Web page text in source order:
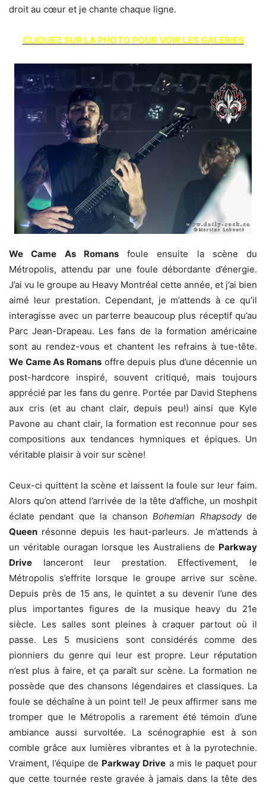
droit au cœur et je chante chaque ligne.
CLIQUEZ SUR LA PHOTO POUR VOIR LES GALERIES
We Came As Romansfoule ensuite la scène du
Métropolis, attendu par une foule débordante d’énergie.
J’ai vu le groupe au Heavy Montréal cette année, et j’ai bien
aimé leur prestation. Cependant, je m’attends à ce qu’il
interagisse avec un parterre beaucoup plus réceptif qu’au
Parc Jean-Drapeau. Les fans de la formation américaine
sont au rendez-vous et chantent les refrains à tue-tête.
We Came As Romans offre depuis plus d’une décennie un
post-hardcore inspiré, souvent critiqué, mais toujours
apprécié par les fans du genre. Portée par David Stephens
aux cris (et au chant clair, depuis peu!) ainsi que Kyle
Pavone au chant clair, la formation est reconnue pour ses
compositions aux tendances hymniques et épiques. Un
véritable plaisir à voir sur scène!
Ceux-ci quittent la scène et laissent la foule sur leur faim.
Alors qu’on attend l’arrivée de la tête d’affiche, un moshpit
éclate pendant que la chansonBohemian Rhapsodyde
Queen résonne depuis les haut-parleurs. Je m’attends à
un véritable ouragan lorsque les Australiens de Parkway
Drive lanceront leur prestation. Effectivement, le
Métropolis s’effrite lorsque le groupe arrive sur scène.
Depuis près de 15 ans, le quintet a su devenir l’une des
plus importantes figures de la musique heavy du 21e
siècle. Les salles sont pleines à craquer partout où il
passe. Les 5 musiciens sont considérés comme des
pionniers du genre qui leur est propre. Leur réputation
n’est plus à faire, et ça paraît sur scène. La formation ne
possède que des chansons légendaires et classiques. La
foule se déchaîne à un point tel! Je peux affirmer sans me
tromper que le Métropolis a rarement été témoin d’une
ambiance aussi survoltée. La scénographie est à son
comble grâce aux lumières vibrantes et à la pyrotechnie.
Vraiment, l’équipe de Parkway Drive a mis le paquet pour
que cette tournée reste gravée à jamais dans la tête des